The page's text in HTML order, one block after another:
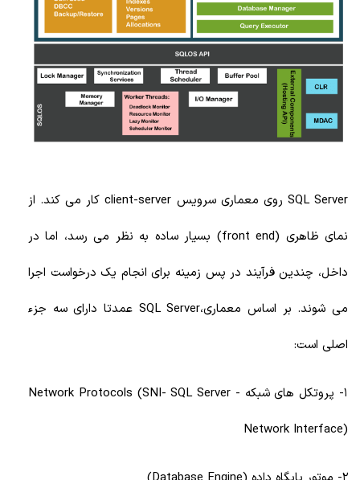
SQL Server روی معماری سرویس client-server کار می کند. از
نمای ظاهری (front end) بسیار ساده به نظر می رسد، اما در
داخل، چندین فرآیند در پس زمینه برای انجام یک درخواست اجرا
می شوند. بر اساس معماری،SQL Server عمدتا دارای سه جزء
اصلی است:
1- پروتکل های شبکه - Network Protocols (SNI- SQL Server
Network Interface)